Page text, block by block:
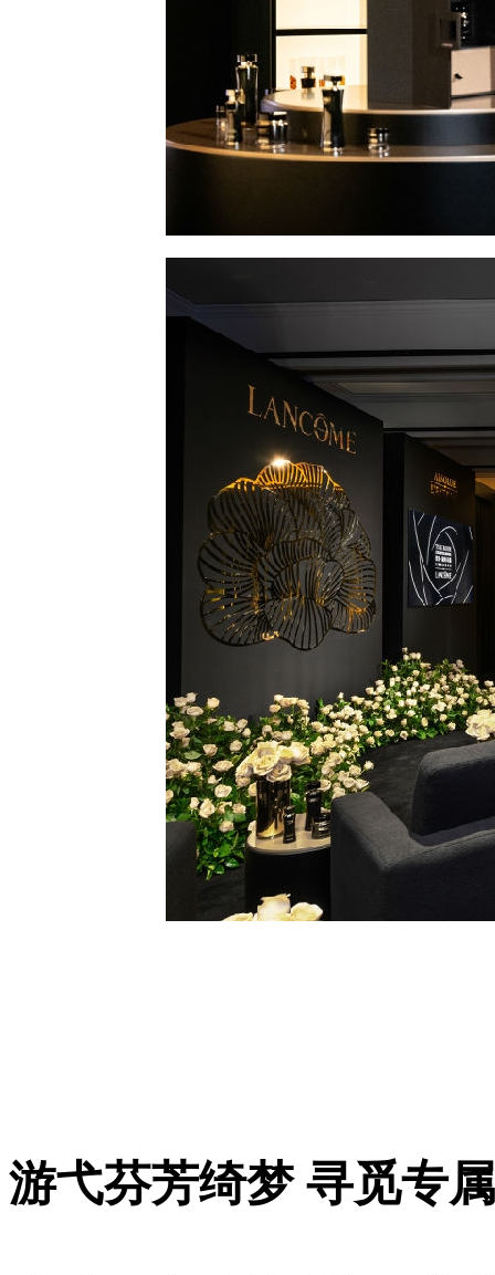
游弋芬芳绮梦 寻觅专